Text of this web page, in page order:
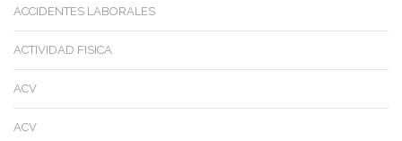
ACCIDENTES LABORALES
ACTIVIDAD FISICA
ACV
ACV